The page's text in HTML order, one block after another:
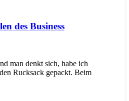
des Business
man denkt sich, habe ich
Rucksack gepackt. Beim